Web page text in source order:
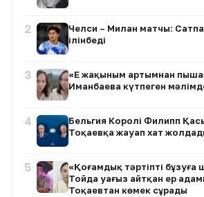
2
Челси – Милан матчы:
ілінбеді
3
«Ең жақыным артымнан
Иманбаева күтпеген
4
Бельгия Королі Филипп
Тоқаевқа жауап хат
5
«Қоғамдық тәртіпті бұзуға
Тойда уағыз айтқан ер
Тоқаевтан көмек сұрады